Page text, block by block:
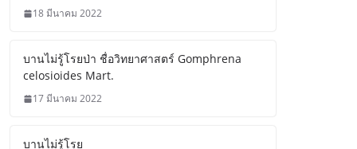
18 มีนาคม 2022
บานไม่รู้โรยป่า ชื่อวิทยาศาสตร์ Gomphrena
celosioides Mart.
17 มีนาคม 2022
บานไม่รู้โรย